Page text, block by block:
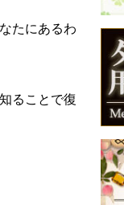
たにあるわ
ることで復